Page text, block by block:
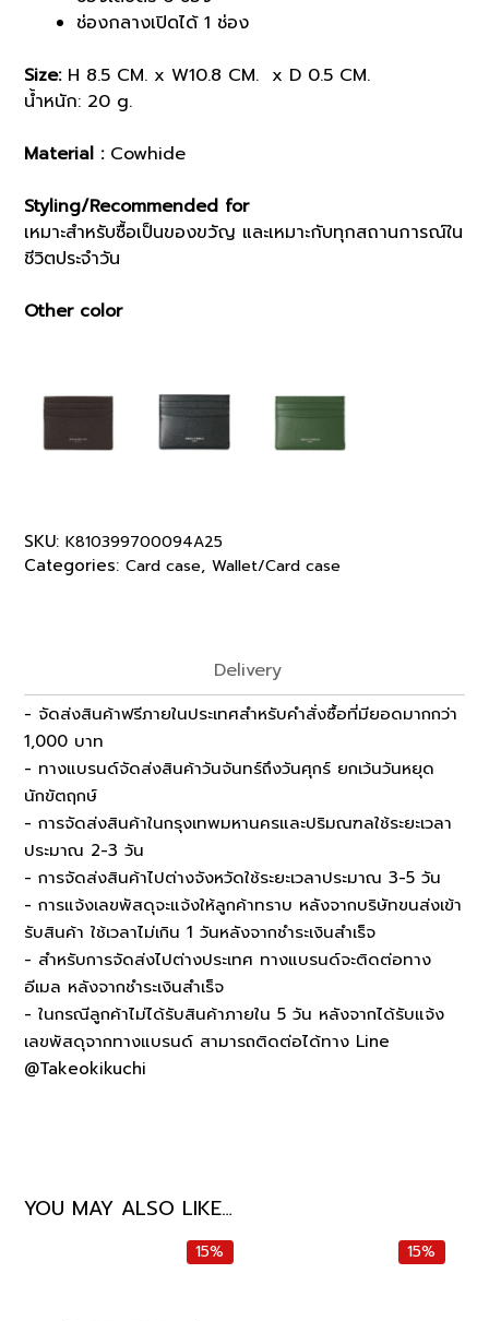
ช่องกลางเปิดได้ 1 ช่อง
Size:H 8.5 CM. x W10.8 CM. x D 0.5 CM.
น้ำหนัก: 20 g.
Material :Cowhide
Styling/Recommended for
เหมาะสำหรับซื้อเป็นของขวัญ และเหมาะกับทุกสถานการณ์ใน
ชีวิตประจำวัน
Other color
SKU: K810399700094A25
Categories: Card case, Wallet/Card case
Delivery
- จัดส่งสินค้าฟรีภายในประเทศสำหรับคำสั่งซื้อที่มียอดมากกว่า
1,000 บาท
- ทางแบรนด์จัดส่งสินค้าวันจันทร์ถึงวันศุกร์ ยกเว้นวันหยุด
นักขัตฤกษ์
- การจัดส่งสินค้าในกรุงเทพมหานครและปริมณฑลใช้ระยะเวลา
ประมาณ 2-3 วัน
- การจัดส่งสินค้าไปต่างจังหวัดใช้ระยะเวลาประมาณ 3-5 วัน
- การแจ้งเลขพัสดุจะแจ้งให้ลูกค้าทราบ หลังจากบริษัทขนส่งเข้า
รับสินค้า ใช้เวลาไม่เกิน 1 วันหลังจากชำระเงินสำเร็จ
- สำหรับการจัดส่งไปต่างประเทศ ทางแบรนด์จะติดต่อทาง
อีเมล หลังจากชำระเงินสำเร็จ
- ในกรณีลูกค้าไม่ได้รับสินค้าภายใน 5 วัน หลังจากได้รับแจ้ง
เลขพัสดุจากทางแบรนด์ สามารถติดต่อได้ทาง Line
@Takeokikuchi
YOU MAY ALSO LIKE…
15% 15%